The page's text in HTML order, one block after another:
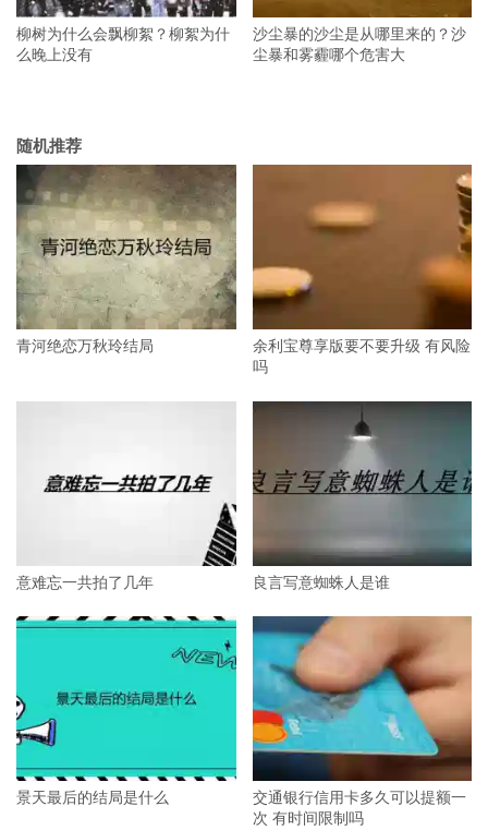
柳树为什么会飘柳絮？柳絮为什
么晚上没有
沙尘暴的沙尘是从哪里来的？沙
尘暴和雾霾哪个危害大
随机推荐
青河绝恋万秋玲结局
余利宝尊享版要不要升级 有风险
吗
意难忘一共拍了几年 良言写意蜘蛛人是谁
景天最后的结局是什么
交通银行信用卡多久可以提额一
次 有时间限制吗